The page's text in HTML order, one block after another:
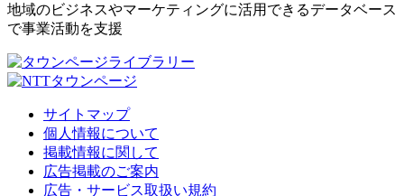
地域のビジネスやマーケティングに活用できるデータベース
で事業活動を支援
サイトマップ
個人情報について
掲載情報に関して
広告掲載のご案内
広告・サービス取扱い規約